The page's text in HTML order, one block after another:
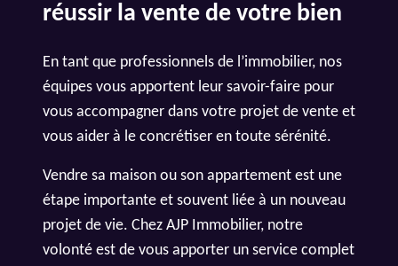
réussir la vente de votre bien
En tant que professionnels de l’immobilier, nos
équipes vous apportent leur savoir-faire pour
vous accompagner dans votre projet de vente et
vous aider à le concrétiser en toute sérénité.
Vendre sa maison ou son appartement est une
étape importante et souvent liée à un nouveau
projet de vie. Chez AJP Immobilier, notre
volonté est de vous apporter un service complet